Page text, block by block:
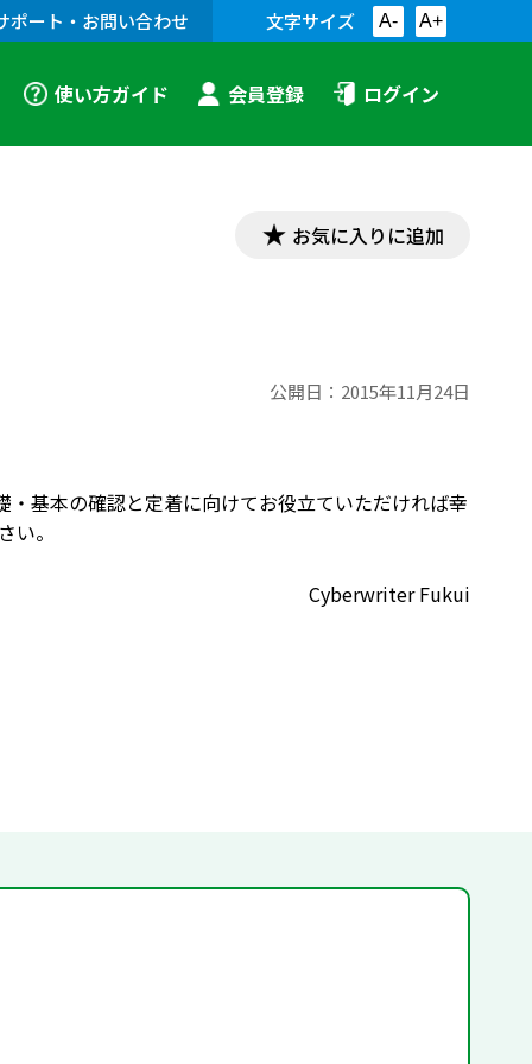
ポート・お問い合わせ 文字サイズ A- A+
使い方ガイド 会員登録 ログイン
お気に入りに追加
公開日： 2015年11月24日
基本の確認と定着に向けてお役立ていただければ幸
い。
Cyberwriter Fukui